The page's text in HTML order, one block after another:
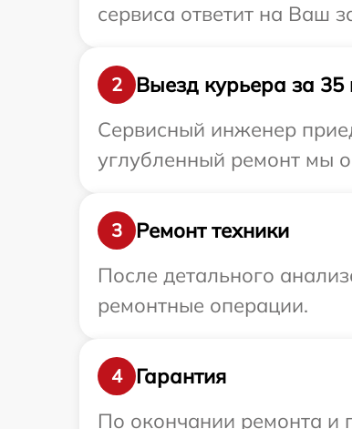
сервиса ответит на Ваш
2
Выезд курьера за 35
Сервисный инженер
углубленный ремонт мы
3
Ремонт техники
После детального
ремонтные операции.
4
Гарантия
По окончании ремонта и